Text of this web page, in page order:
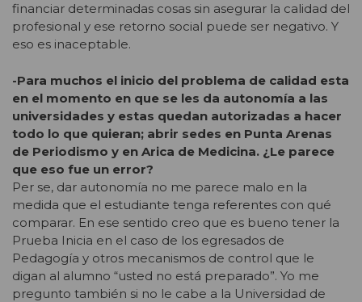
financiar determinadas cosas sin asegurar la calidad del
profesional y ese retorno social puede ser negativo. Y
eso es inaceptable.
-Para muchos el inicio del problema de calidad esta
en el momento en que se les da autonomía a las
universidades y estas quedan autorizadas a hacer
todo lo que quieran; abrir sedes en Punta Arenas
de Periodismo y en Arica de Medicina. ¿Le parece
que eso fue un error?
Per se, dar autonomía no me parece malo en la
medida que el estudiante tenga referentes con qué
comparar. En ese sentido creo que es bueno tener la
Prueba Inicia en el caso de los egresados de
Pedagogía y otros mecanismos de control que le
digan al alumno “usted no está preparado”. Yo me
pregunto también si no le cabe a la Universidad de